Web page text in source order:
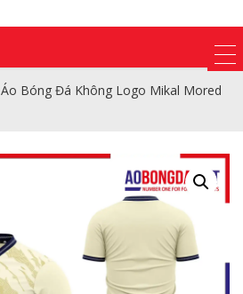
Áo Bóng Đá Không Logo Mikal Mored